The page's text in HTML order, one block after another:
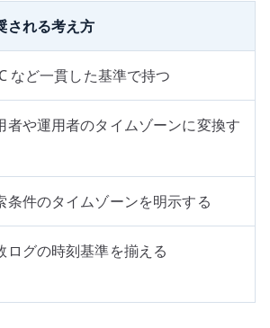
される考え方
など一貫した基準で持つ
者や運用者のタイムゾーンに変換す
条件のタイムゾーンを明示する
ログの時刻基準を揃える